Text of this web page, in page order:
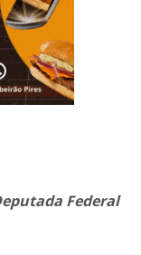
Federal